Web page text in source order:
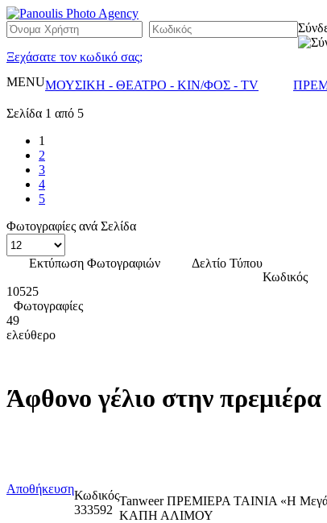
Ξεχάσατε τον κωδικό σας;
MENUΜΟΥΣΙΚΗ - ΘΕΑΤΡΟ - ΚΙΝ/ΦΟΣ - TV
Σελίδα 1 από 5
1
2
3
4
5
Φωτογραφίες ανά Σελίδα
Εκτύπωση Φωτογραφιών
Δελτίο Τύπου
Κωδικός
10525
Φωτογραφίες
49
ελεύθερο
Άφθονο γέλιο στην
ΑποθήκευσηΚωδικός
333592
Tanweer ΠΡΕΜΙΕΡΑ ΤΑΙΝΙΑ «Η
ΚΑΠΗ ΑΛΙΜΟΥ